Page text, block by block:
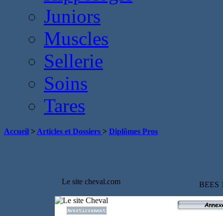
Juniors
Muscles
Sellerie
Soins
Tares
Accueil > Articles et Dossiers > Diplômes Pros
Le site cheval.com BEES